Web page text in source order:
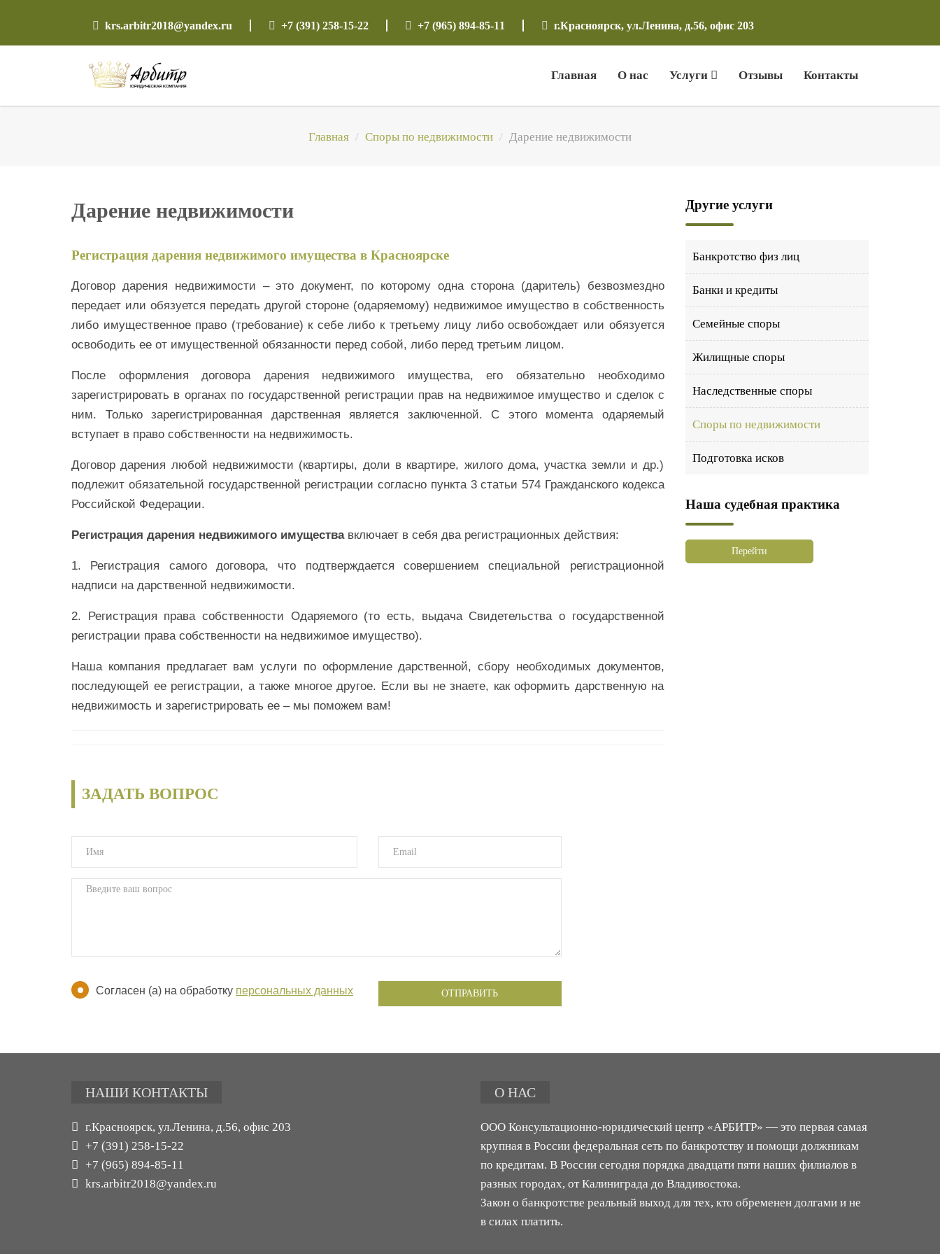
krs.arbitr2018@yandex.ru +7 (391) 258-15-22 +7 (965) 894-85-11 г.Красноярск, ул.Ленина, д.56, офис 203
Главная О нас Услуги Отзывы Контакты
Главная Споры по недвижимости Дарение недвижимости
Дарение недвижимости
Регистрация дарения недвижимого имущества в Красноярске
Договор дарения недвижимости – это документ, по которому одна сторона (даритель) безвозмездно
передает или обязуется передать другой стороне (одаряемому) недвижимое имущество в собственность
либо имущественное право (требование) к себе либо к третьему лицу либо освобождает или обязуется
освободить ее от имущественной обязанности перед собой, либо перед третьим лицом.
После оформления договора дарения недвижимого имущества, его обязательно необходимо
зарегистрировать в органах по государственной регистрации прав на недвижимое имущество и сделок с
ним. Только зарегистрированная дарственная является заключенной. С этого момента одаряемый
вступает в право собственности на недвижимость.
Договор дарения любой недвижимости (квартиры, доли в квартире, жилого дома, участка земли и др.)
подлежит обязательной государственной регистрации согласно пункта 3 статьи 574 Гражданского кодекса
Российской Федерации.
Регистрация дарения недвижимого имуществавключает в себя два регистрационных действия:
1. Регистрация самого договора, что подтверждается совершением специальной регистрационной
надписи на дарственной недвижимости.
2. Регистрация права собственности Одаряемого (то есть, выдача Свидетельства о государственной
регистрации права собственности на недвижимое имущество).
Наша компания предлагает вам услуги по оформление дарственной, сбору необходимых документов,
последующей ее регистрации, а также многое другое. Если вы не знаете, как оформить дарственную на
недвижимость и зарегистрировать ее – мы поможем вам!
ЗАДАТЬ ВОПРОС
Согласен (а) на обработку персональных данных ОТПРАВИТЬ
Другие услуги
Банкротство физ лиц
Банки и кредиты
Семейные споры
Жилищные споры
Наследственные споры
Споры по недвижимости
Подготовка исков
Наша судебная практика
Перейти
НАШИ КОНТАКТЫ
г.Красноярск, ул.Ленина, д.56, офис 203
+7 (391) 258-15-22
+7 (965) 894-85-11
krs.arbitr2018@yandex.ru
О НАС
ООО Консультационно-юридический центр «АРБИТР» — это первая самая
крупная в России федеральная сеть по банкротству и помощи должникам
по кредитам. В России сегодня порядка двадцати пяти наших филиалов в
разных городах, от Калиниграда до Владивостока.
Закон о банкротстве реальный выход для тех, кто обременен долгами и не
в силах платить.